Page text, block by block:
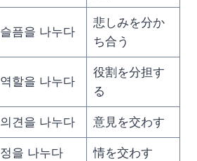
슬픔을 나누다
悲しみを分か
ち合う
역할을 나누다
役割を分担す
る
의견을 나누다 意見を交わす
정을 나누다 情を交わす